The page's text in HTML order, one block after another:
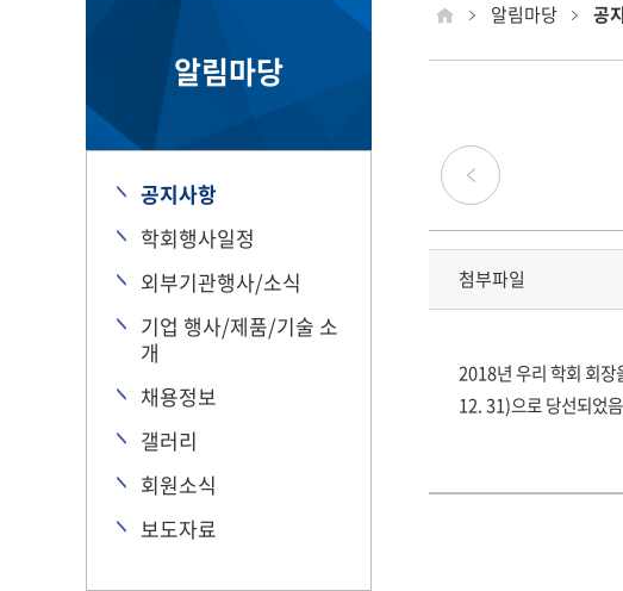
알림마당
공지사항
학회행사일정
외부기관행사/소식
기업 행사/제품/기술 소
개
채용정보
갤러리
회원소식
보도자료
알림마당 공
첨부파일
2018년 우리 학회 회
12. 31)으로 당선되었